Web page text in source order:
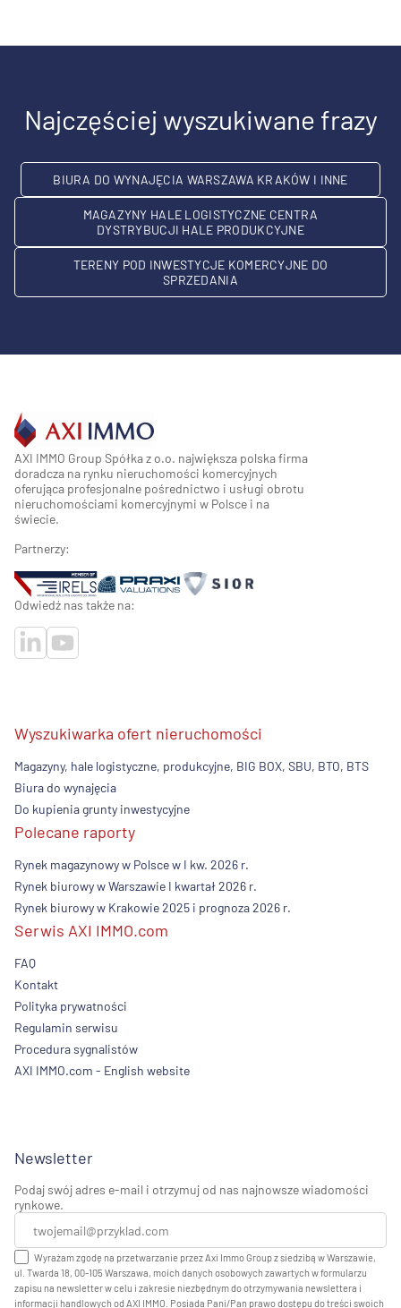
Najczęściej wyszukiwane frazy
BIURA DO WYNAJĘCIA WARSZAWA KRAKÓW I INNE
MAGAZYNY HALE LOGISTYCZNE CENTRA
DYSTRYBUCJI HALE PRODUKCYJNE
TERENY POD INWESTYCJE KOMERCYJNE DO
SPRZEDANIA
AXI IMMO Group Spółka z o.o. największa polska firma
doradcza na rynku nieruchomości komercyjnych
oferująca profesjonalne pośrednictwo i usługi obrotu
nieruchomościami komercyjnymi w Polsce i na
świecie.
Partnerzy:
Odwiedź nas także na:
Wyszukiwarka ofert nieruchomości
Magazyny, hale logistyczne, produkcyjne, BIG BOX, SBU, BTO, BTS
Biura do wynajęcia
Do kupienia grunty inwestycyjne
Polecane raporty
Rynek magazynowy w Polsce w I kw. 2026 r.
Rynek biurowy w Warszawie I kwartał 2026 r.
Rynek biurowy w Krakowie 2025 i prognoza 2026 r.
Serwis AXI IMMO.com
FAQ
Kontakt
Polityka prywatności
Regulamin serwisu
Procedura sygnalistów
AXI IMMO.com - English website
Newsletter
Podaj swój adres e-mail i otrzymuj od nas najnowsze wiadomości
rynkowe.
Wyrażam zgodę na przetwarzanie przez Axi Immo Group z siedzibą w Warszawie,
ul. Twarda 18, 00-105 Warszawa, moich danych osobowych zawartych w formularzu
zapisu na newsletter w celu i zakresie niezbędnym do otrzymywania newslettera i
informacji handlowych od AXI IMMO. Posiada Pani/Pan prawo dostępu do treści swoich